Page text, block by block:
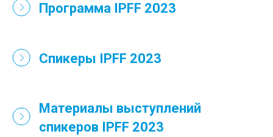
Программа IPFF 2023
Спикеры IPFF 2023
Материалы выступлений
спикеров IPFF 2023